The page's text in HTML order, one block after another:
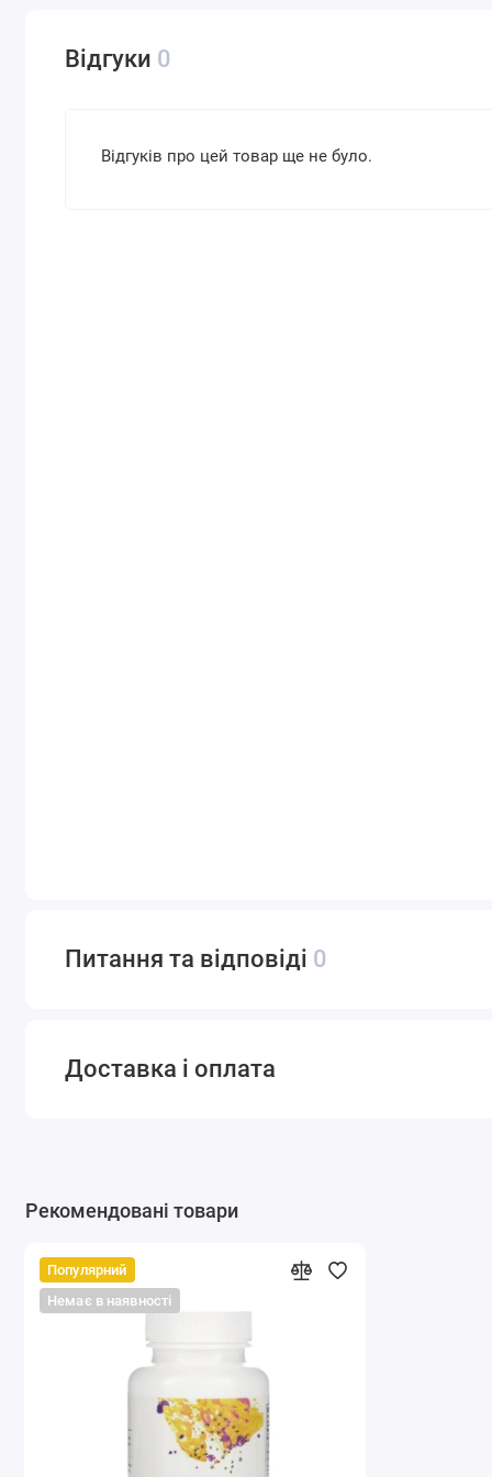
Для кого призначено
Відгуки 0
Відгуків про цей товар ще не було.
Питання та відповіді 0
Доставка і оплата
Рекомендовані товари
Популярний
Немає в наявності